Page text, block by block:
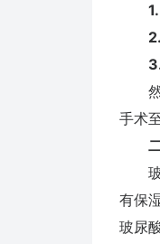
1.
2.
然
手术
玻
有保
玻尿